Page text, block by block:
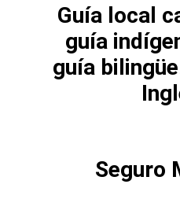
Guía local
guía
guía
Seguro